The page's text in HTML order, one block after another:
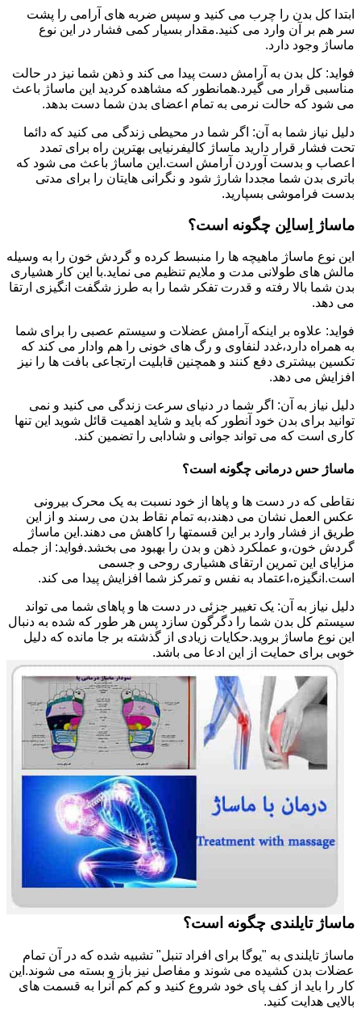
ابتدا کل بدن را چرب می کنید و سپس ضربه های آرامی را پشت
سر هم بر آن وارد می کنید.مقدار بسیار کمی فشار در این نوع
ماساژ وجود دارد.
فواید: کل بدن به آرامش دست پیدا می کند و ذهن شما نیز در حالت
مناسبی قرار می گیرد.همانطور که مشاهده کردید این ماساژ باعث
می شود که حالت نرمی به تمام اعضای بدن شما دست بدهد.
دلیل نیاز شما به آن: اگر شما در محیطی زندگی می کنید که دائما
تحت فشار قرار دارید ماساژ کالیفرنیایی بهترین راه برای تمدد
اعصاب و بدست آوردن آرامش است.این ماساژ باعث می شود که
باتری بدن شما مجددا شارژ شود و نگرانی هایتان را برای مدتی
بدست فراموشی بسپارید.
ماساژ اِسالِن چگونه است؟
این نوع ماساژ ماهیچه ها را منبسط کرده و گردش خون را به وسیله
مالش های طولانی مدت و ملایم تنظیم می نماید.با این کار هشیاری
بدن شما بالا رفته و قدرت تفکر شما را به طرز شگفت انگیزی ارتقا
می دهد.
فواید: علاوه بر اینکه آرامش عضلات و سیستم عصبی را برای شما
به همراه دارد،غدد لنفاوی و رگ های خونی را هم وادار می کند که
تکسین بیشتری دفع کنند و همچنین قابلیت ارتجاعی بافت ها را نیز
افزایش می دهد.
دلیل نیاز به آن: اگر شما در دنیای سرعت زندگی می کنید و نمی
توانید برای بدن خود آنطور که باید و شاید اهمیت قائل شوید این تنها
کاری است که می تواند جوانی و شادابی را تضمین کند.
ماساژ حس درمانی چگونه است؟
نقاطی که در دست ها و پاها از خود نسبت به یک محرک بیرونی
عکس العمل نشان می دهند،به تمام نقاط بدن می رسند و از این
طریق از فشار وارد بر این قسمتها را کاهش می دهند.این ماساژ
گردش خون،و عملکرد ذهن و بدن را بهبود می بخشد.فواید: از جمله
مزایای این تمرین ارتقای هشیاری روحی و جسمی
است.انگیزه،اعتماد به نفس و تمرکز شما افزایش پیدا می کند.
دلیل نیاز به آن: یک تغییر جزئی در دست ها و پاهای شما می تواند
سیستم کل بدن شما را دگرگون سازد پس هر طور که شده به دنبال
این نوع ماساژ بروید.حکایات زیادی از گذشته بر جا مانده که دلیل
خوبی برای حمایت از این ادعا می باشد.
ماساژ تایلندی چگونه است؟
ماساژ تایلندی به "یوگا برای افراد تنبل" تشبیه شده که در آن تمام
عضلات بدن کشیده می شوند و مفاصل نیز باز و بسته می شوند.این
کار را باید از کف پای خود شروع کنید و کم کم آنرا به قسمت های
بالایی هدایت کنید.